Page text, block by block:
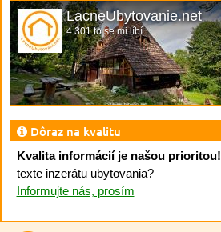
LacneUbytovanie.net
4 301 to se mi líbí
Dôraz na kvalitu
Kvalita informácií je našou prioritou!
texte inzerátu ubytovania?
Informujte nás, prosím